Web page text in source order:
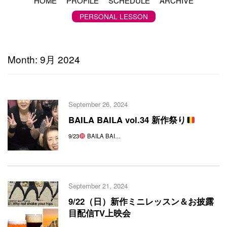
PERSONAL LESSON
Month: 9月 2024
September 26, 2024
BAILA BAILA vol.34 新作祭り
9/23 BAILA BAI…
September 21, 2024
9/22（日）新作ミニレッスン＆お披露
目配信TV上映会